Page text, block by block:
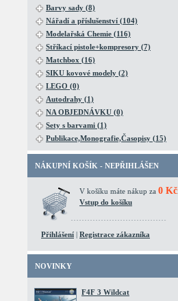
Barvy sady (8)
Nářadí a příslušenství (104)
Modelařská Chemie (116)
Stříkací pistole+kompresory (7)
Matchbox (16)
SIKU kovové modely (2)
LEGO (0)
Autodrahy (1)
NA OBJEDNÁVKU (0)
Sety s barvami (1)
Publikace,Monografie,Časopisy (15)
NÁKUPNÍ KOŠÍK - NEPŘIHLÁŠEN
V košíku máte nákup za 0 Kč
Vstup do košíku
Přihlášení | Registrace zákazníka
NOVINKY
F4F 3 Wildcat